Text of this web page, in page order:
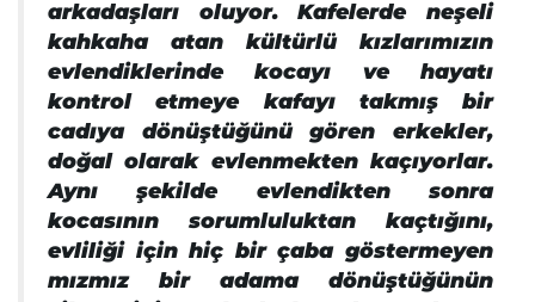
arkadaşları oluyor. Kafelerde neşeli
kahkaha atan kültürlü kızlarımızın
evlendiklerinde kocayı ve hayatı
kontrol etmeye kafayı takmış bir
cadıya dönüştüğünü gören erkekler,
doğal olarak evlenmekten kaçıyorlar.
Aynı şekilde evlendikten sonra
kocasının sorumluluktan kaçtığını,
evliliği için hiç bir çaba göstermeyen
mızmız bir adama dönüştüğünün